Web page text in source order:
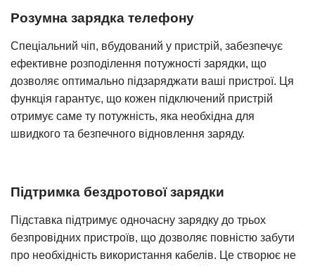
Розумна зарядка телефону
Спеціальний чіп, вбудований у пристрій, забезпечує
ефективне розподілення потужності зарядки, що
дозволяє оптимально підзаряджати ваші пристрої. Ця
функція гарантує, що кожен підключений пристрій
отримує саме ту потужність, яка необхідна для
швидкого та безпечного відновлення заряду.
Підтримка бездротової зарядки
Підставка підтримує одночасну зарядку до трьох
безпровідних пристроїв, що дозволяє повністю забути
про необхідність використання кабелів. Це створює не